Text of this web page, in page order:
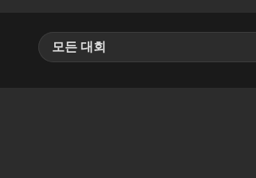
모든 대회